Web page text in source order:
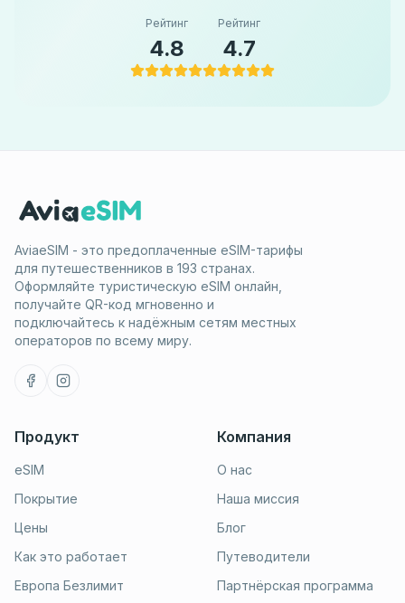
Рейтинг
4.8
Рейтинг
4.7
AviaeSIM - это предоплаченные eSIM-тарифы
для путешественников в 193 странах.
Оформляйте туристическую eSIM онлайн,
получайте QR-код мгновенно и
подключайтесь к надёжным сетям местных
операторов по всему миру.
Продукт
eSIM
Покрытие
Цены
Как это работает
Европа Безлимит
Компания
О нас
Наша миссия
Блог
Путеводители
Партнёрская программа